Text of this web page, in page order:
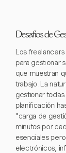
Desafíos de
Los
para gestionar
que muestran
trabajo. La
gestionar
planificación
"carga de
minutos por
esenciales
electrónicos,